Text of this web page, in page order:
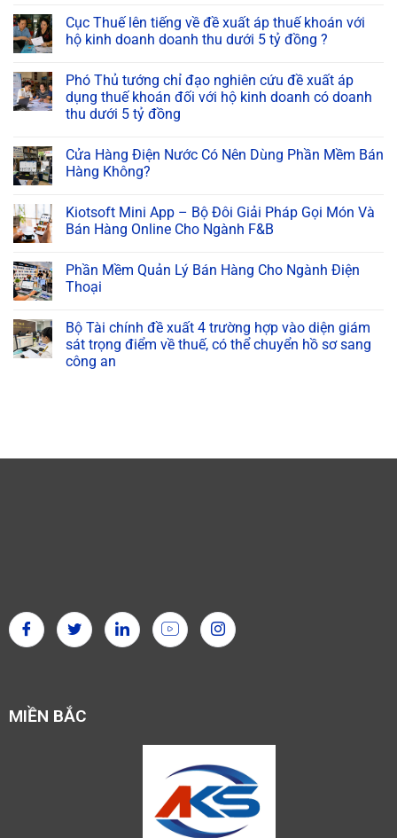
Cục Thuế lên tiếng về đề xuất áp thuế khoán với
hộ kinh doanh doanh thu dưới 5 tỷ đồng ?
Phó Thủ tướng chỉ đạo nghiên cứu đề xuất áp
dụng thuế khoán đối với hộ kinh doanh có doanh
thu dưới 5 tỷ đồng
Cửa Hàng Điện Nước Có Nên Dùng Phần Mềm Bán
Hàng Không?
Kiotsoft Mini App – Bộ Đôi Giải Pháp Gọi Món Và
Bán Hàng Online Cho Ngành F&B
Phần Mềm Quản Lý Bán Hàng Cho Ngành Điện
Thoại
Bộ Tài chính đề xuất 4 trường hợp vào diện giám
sát trọng điểm về thuế, có thể chuyển hồ sơ sang
công an
MIỀN BẮC